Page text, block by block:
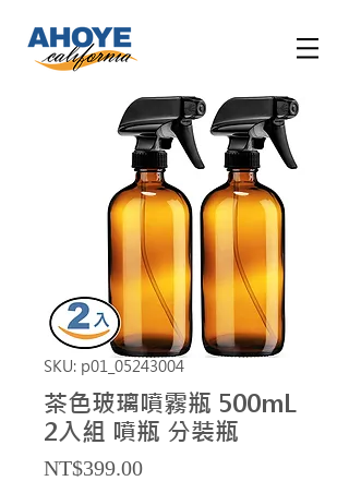
SKU: p01_05243004
茶色玻璃噴霧瓶 500mL
2入組 噴瓶 分裝瓶
NT$399.00Price